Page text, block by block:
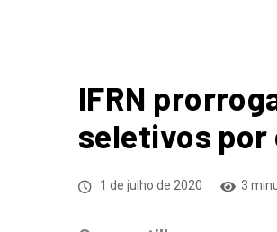
IFRN
seletivos
1 de julho de 2020 3